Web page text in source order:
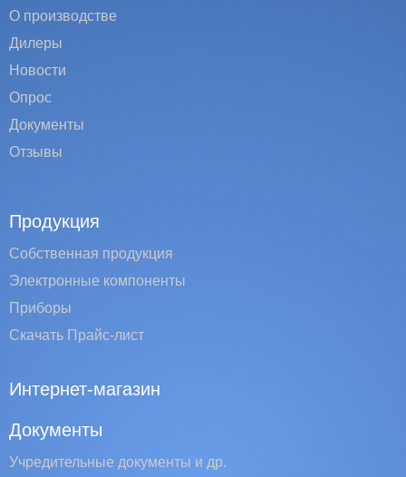
О производстве
Дилеры
Новости
Опрос
Документы
Отзывы
Продукция
Собственная продукция
Электронные компоненты
Приборы
Скачать Прайс-лист
Интернет-магазин
Документы
Учредительные документы и др.